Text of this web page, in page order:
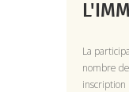
La
nombre
inscription